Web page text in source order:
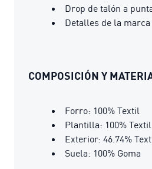
Drop de talón a
Detalles de la marca
COMPOSICIÓN Y
Forro: 100% Textil
Plantilla: 100% Textil
Exterior: 46.74%
Suela: 100% Goma